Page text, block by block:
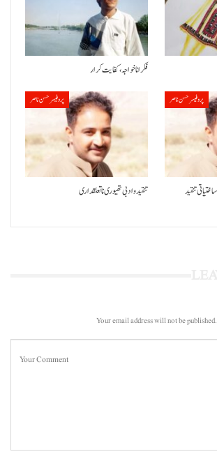
فکر انا خواجہ، کفایت کرار
پروفیسر حسن ناصر
تنقید و ادبی تھیوری نا تعلقداری
پروفیسر حسن ناصر
Your email address will not be published.